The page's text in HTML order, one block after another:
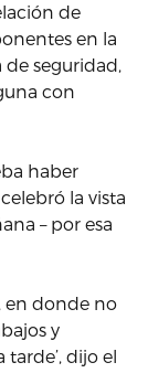
de
en la
seguridad,
con
haber
la vista
– por esa
en donde no
y
dijo el